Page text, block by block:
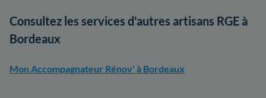
Consultez les services d'autres artisans RGE à
Bordeaux
Mon Accompagnateur Rénov' à Bordeaux